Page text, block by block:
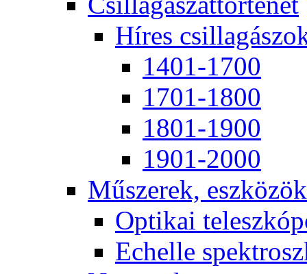
Hí­res
1401-1700
1701-1800
1801-1900
1901-2000
Mű­sze­rek, esz­kö­zök
Op­ti­kai
Echel­le